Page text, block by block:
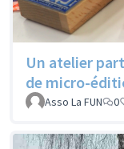
Un atelier
de micro-
Asso La FUN 0